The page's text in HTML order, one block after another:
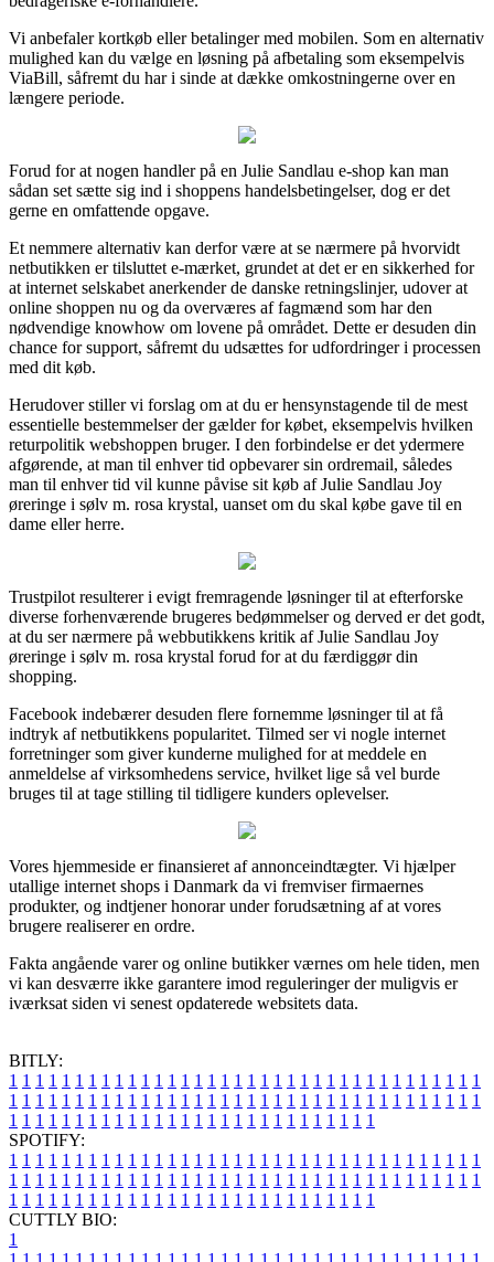
Vi anbefaler kortkøb eller betalinger med mobilen. Som en alternativ
mulighed kan du vælge en løsning på afbetaling som eksempelvis
ViaBill, såfremt du har i sinde at dække omkostningerne over en
længere periode.
Forud for at nogen handler på en Julie Sandlau e-shop kan man
sådan set sætte sig ind i shoppens handelsbetingelser, dog er det
gerne en omfattende opgave.
Et nemmere alternativ kan derfor være at se nærmere på hvorvidt
netbutikken er tilsluttet e-mærket, grundet at det er en sikkerhed for
at internet selskabet anerkender de danske retningslinjer, udover at
online shoppen nu og da overværes af fagmænd som har den
nødvendige knowhow om lovene på området. Dette er desuden din
chance for support, såfremt du udsættes for udfordringer i processen
med dit køb.
Herudover stiller vi forslag om at du er hensynstagende til de mest
essentielle bestemmelser der gælder for købet, eksempelvis hvilken
returpolitik webshoppen bruger. I den forbindelse er det ydermere
afgørende, at man til enhver tid opbevarer sin ordremail, således
man til enhver tid vil kunne påvise sit køb af Julie Sandlau Joy
øreringe i sølv m. rosa krystal, uanset om du skal købe gave til en
dame eller herre.
Trustpilot resulterer i evigt fremragende løsninger til at efterforske
diverse forhenværende brugeres bedømmelser og derved er det godt,
at du ser nærmere på webbutikkens kritik af Julie Sandlau Joy
øreringe i sølv m. rosa krystal forud for at du færdiggør din
shopping.
Facebook indebærer desuden flere fornemme løsninger til at få
indtryk af netbutikkens popularitet. Tilmed ser vi nogle internet
forretninger som giver kunderne mulighed for at meddele en
anmeldelse af virksomhedens service, hvilket lige så vel burde
bruges til at tage stilling til tidligere kunders oplevelser.
Vores hjemmeside er finansieret af annonceindtægter. Vi hjælper
utallige internet shops i Danmark da vi fremviser firmaernes
produkter, og indtjener honorar under forudsætning af at vores
brugere realiserer en ordre.
Fakta angående varer og online butikker værnes om hele tiden, men
vi kan desværre ikke garantere imod reguleringer der muligvis er
iværksat siden vi senest opdaterede websitets data.
BITLY:
1 1 1 1 1 1 1 1 1 1 1 1 1 1 1 1 1 1 1 1 1 1 1 1 1 1 1 1 1 1 1 1 1 1 1 1
1 1 1 1 1 1 1 1 1 1 1 1 1 1 1 1 1 1 1 1 1 1 1 1 1 1 1 1 1 1 1 1 1 1 1 1
1 1 1 1 1 1 1 1 1 1 1 1 1 1 1 1 1 1 1 1 1 1 1 1 1 1 1 1
SPOTIFY:
1 1 1 1 1 1 1 1 1 1 1 1 1 1 1 1 1 1 1 1 1 1 1 1 1 1 1 1 1 1 1 1 1 1 1 1
1 1 1 1 1 1 1 1 1 1 1 1 1 1 1 1 1 1 1 1 1 1 1 1 1 1 1 1 1 1 1 1 1 1 1 1
1 1 1 1 1 1 1 1 1 1 1 1 1 1 1 1 1 1 1 1 1 1 1 1 1 1 1 1
CUTTLY BIO:
1